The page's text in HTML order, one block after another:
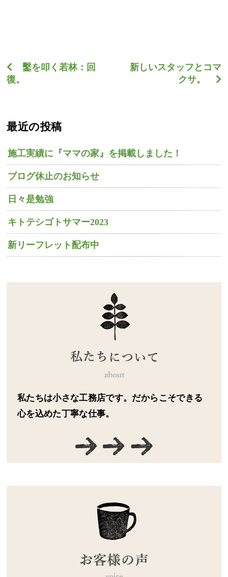
鑿を叩く若林：回
復。
新しいスタッフとコマ
クサ。
最近の投稿
施工実績に『ママの家』を掲載しました！
ブログ休止のお知らせ
日々是勉強
キトテシゴトサマー2023
新リーフレット配布中
私たちは小さな工務店です。だからこそできる
心を込めた丁寧な仕事。